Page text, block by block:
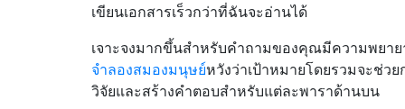
เขียนเอกสารเร็วกว่าที่ฉันจะอ่านได้
เจาะจงมากขึ้นสำหรับคำถามของคุณมีความพยา
จำลองสมองมนุษย์หวังว่าเป้าหมายโดยรวมจะช่ว
วิจัยและสร้างคำตอบสำหรับแต่ละพาราด้านบน